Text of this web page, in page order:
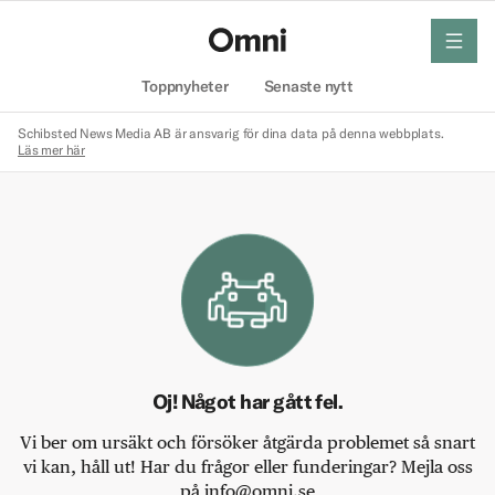
Toppnyheter Senaste nytt
meny
Schibsted News Media AB är ansvarig för dina data på denna webbplats.
Läs mer här
Oj! Något har gått fel.
Vi ber om ursäkt och försöker åtgärda problemet så snart
vi kan, håll ut! Har du frågor eller funderingar? Mejla oss